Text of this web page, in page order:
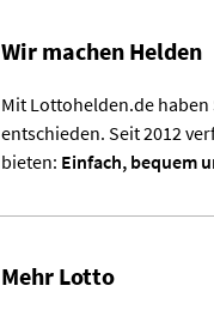
Wir machen Helden
Mit Lottohelden.de
entschieden. Seit 2012
bieten: Einfach, bequem
Mehr Lotto